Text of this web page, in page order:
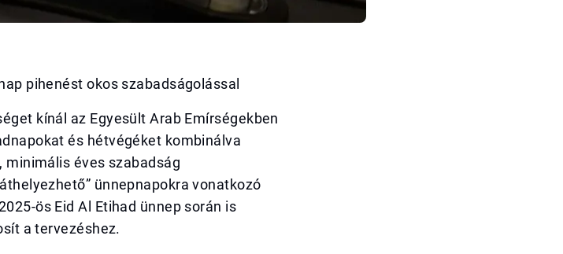
pihenést okos szabadságolással
kínál az Egyesült Arab Emírségekben
és hétvégéket kombinálva
minimális éves szabadság
ünnepnapokra vonatkozó
ös Eid Al Etihad ünnep során is
a tervezéshez.